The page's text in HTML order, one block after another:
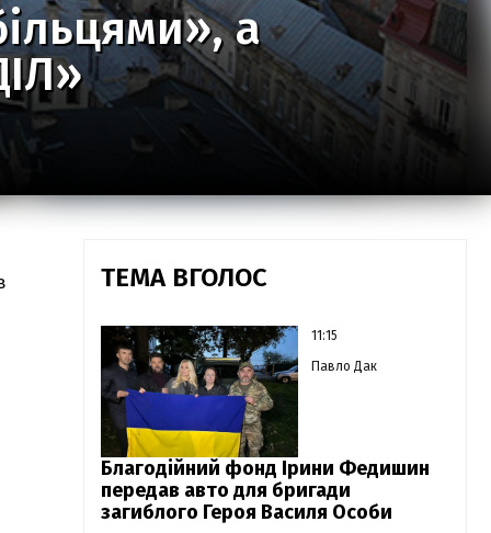
а
ТЕМА ВГОЛОС
11:15
Павло Дак
Благодійний фонд Ірини Федишин
передав авто для бригади
загиблого Героя Василя Особи